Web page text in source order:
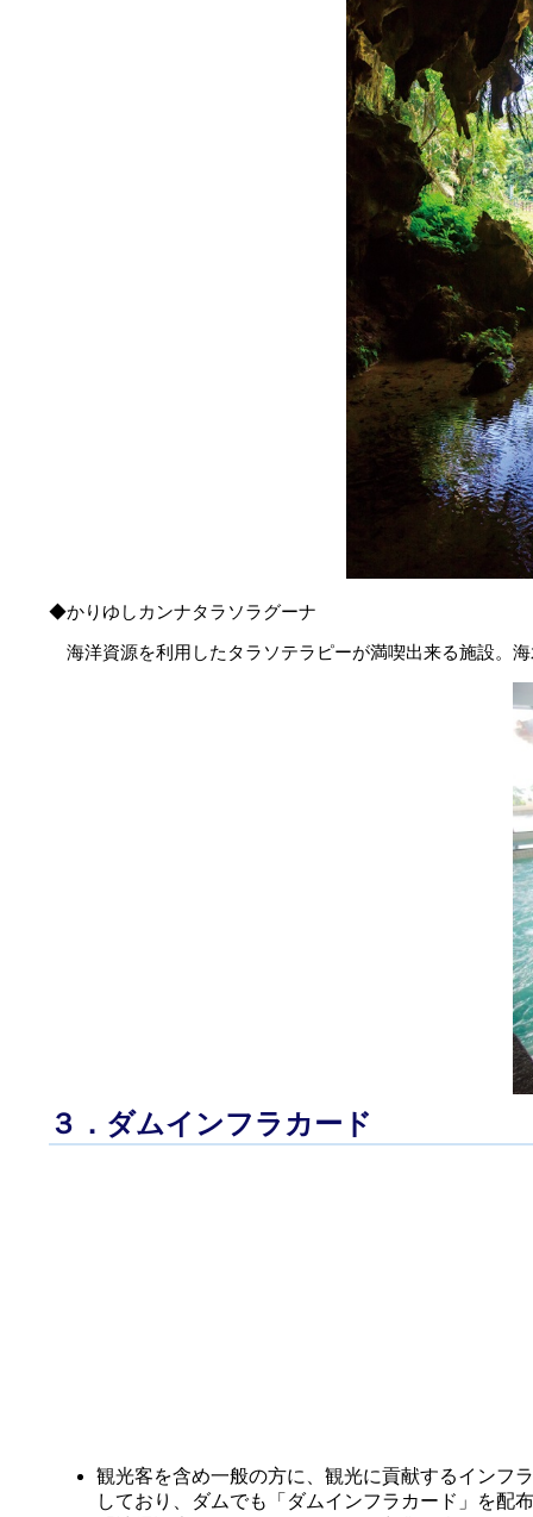
◆かりゆしカンナタラソラグーナ
海洋資源を利用したタラソテラピーが満喫出来る施設。
３．ダムインフラカード
観光客を含め一般の方に、観光に貢献するインフ
しており、ダムでも「ダムインフラカード」を配